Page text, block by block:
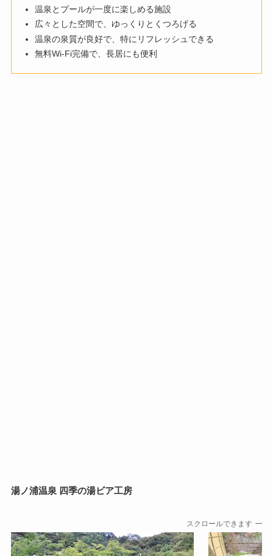
温泉とプールが一度に楽しめる施設
広々とした空間で、ゆっくりとくつろげる
温泉の泉質が良好で、特にリフレッシュできる
無料Wi-Fi完備で、長居にも便利
湯ノ浦温泉 四季の湯ビア工房
スクロールできます